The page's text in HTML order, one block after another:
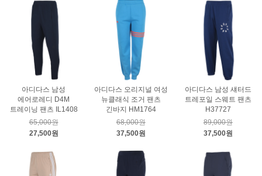
아디다스 남성
에어로레디 D4M
트레이닝 팬츠 IL1408
65,000원
27,500원
아디다스 오리지널 여성
뉴클래식 조거 팬츠
긴바지 HM1764
68,000원
37,500원
아디다스 남성 섀터드
트레포일 스웨트 팬츠
H37727
89,000원
37,500원